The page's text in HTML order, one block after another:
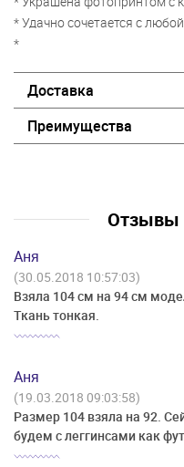
* Удачно сочетается с
*
Доставка
Преимущества
Отзывы
Аня
(30.05.2018 10:57:03)
Взяла 104 см на 94 см
Ткань тонкая.
Аня
(19.03.2018 09:03:58)
Размер 104 взяла на 92.
будем с леггинсами как